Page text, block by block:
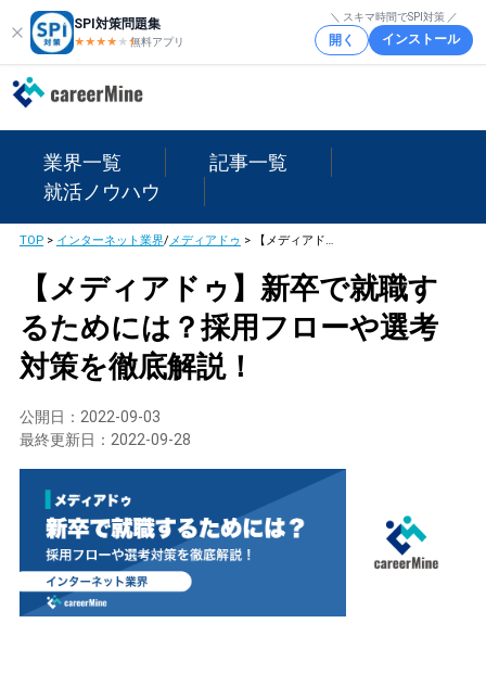
SPI対策問題集
★★★★ ★★
無料アプリ
＼ スキマ時間でSPI対策 ／
開く インストール
業界一覧
記事一覧
就活ノウハウ
TOP> インターネット業界/メディアドゥ > 【メディアドゥ】新卒で就職するためには？採用フローや選考対策を徹底解説！
【メディアドゥ】新卒で就職す
るためには？採用フローや選考
対策を徹底解説！
公開日： 2022-09-03
最終更新日： 2022-09-28